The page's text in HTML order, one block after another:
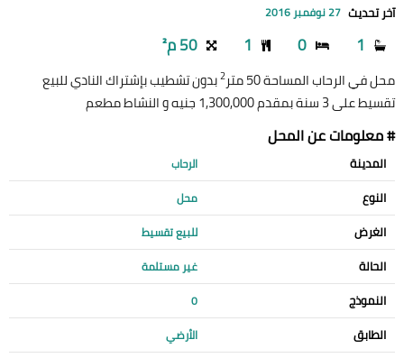
آخر تحديث 27 نوفمبر 2016
1
0
1 50 م²
محل في الرحاب المساحة 50 متر 2بدون تشطيب بإشتراك النادي للبيع
تقسيط على 3 سنة بمقدم 1,300,000 جنيه و النشاط مطعم
# معلومات عن المحل
المدينة الرحاب
النوع محل
الغرض للبيع تقسيط
الحالة غير مستلمة
النموذج 0
الطابق الأرضي